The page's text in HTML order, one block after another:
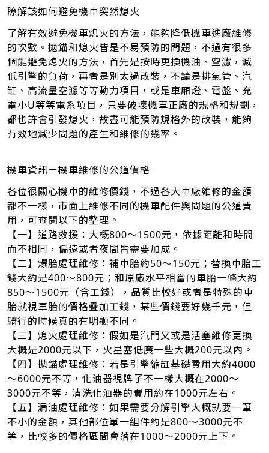
瞭解該如何避免機車突然熄火
了解有效避免機車熄火的方法，能夠降低機車進廠維修
的次數。拋錨和熄火皆是不易預防的問題，不過有很多
個能避免熄火的方法，首先是按時更換機油、空濾，減
低引擎的負荷，再者是別太過改裝，不論是排氣管、汽
缸、高流量空濾等等動力項目，或是車廂燈、電盤、充
電小U等等電系項目，只要破壞機車正廠的規格和規劃，
都也許會引發熄火，故盡可能預防規格外的改裝，能夠
有效地減少問題的產生和維修的幾率 。
機車資訊－機車維修的公道價格
各位很關心機車的維修價錢，不過各大車廠維修的金額
都不一樣，市面上維修不同的機車配件與問題的公道費
用，可查閱以下的整理。
【一】道路救援：大概800～1500元，依據距離和時間
而不相同，偏遠或者夜間皆需要加成。
【二】爆胎處理維修：補車胎約50～150元；替換車胎工
錢大約是400～800元；和原廠水平相當的車胎一條大約
850～1500元（含工錢），品質比較好或者是特殊的車
胎就視車胎的價格疊加工錢，某些價錢要好幾千元，但
騎行的時候真的有明顯不同。
【三】熄火處理維修：假如是汽門又或是活塞維修更換
大概是2000元以下，火星塞低廉一些大概200元以內。
【四】拋錨處理維修：若是引擎縮缸基礎費用大約4000
～6000元不等，化油器視牌子不一樣大概在2000～
3000元不等，清洗化油器的費用約在1000元左右。
【五】漏油處理維修：如果需要分解引擎大概就要一筆
不小的金額，其他部位單一組件約是800～3000元不
等，比較多的價格區間會落在1000～2000元上下。